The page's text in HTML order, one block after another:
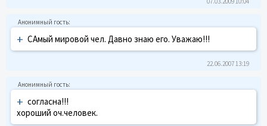
+ САмый мировой чел. Давно знаю его. Уважаю!!!
22.06.2007 13:19
+ согласна!!!
хороший оч.человек.